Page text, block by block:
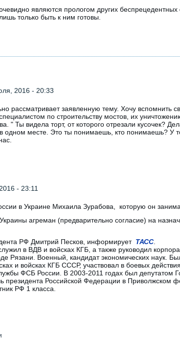
являются прологом других
только быть к ним готовы.
2016 - 20:33
рассматривает заявленную тему. Хочу вспомнить
по строительству мостов, их
" Ты видела торт, от которого отрезали кусочек?
одном месте. Это ты понимаешь, кто понимаешь? У
- 23:11
в Украине Михаила Зурабова, которую он
агреман (предварительно согласие) на
РФ Дмитрий Песков, информирует ТАСС.
в ВДВ и войсках КГБ, а также руководил
Рязани. Военный, кандидат экономических наук.
и войсках КГБ СССР, участвовал в боевых
ФСБ России. В 2003-2011 годах был депутатом
президента Российской Федерации в Приволжском
РФ 1 класса.